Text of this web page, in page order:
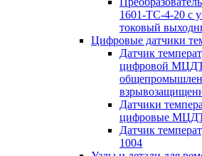
1601-ТС-4-20 с
токовый
Цифровые датчики
Датчик
цифровой
Датчики
цифровые
Датчик
1004